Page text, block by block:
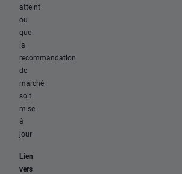
atteint
ou
que
la
recommandation
de
marché
soit
mise
à
jour
Lien
vers